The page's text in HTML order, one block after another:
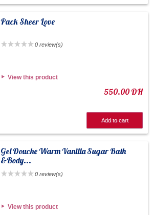
Pack Sheer Love
0 review(s)
View this product
550.00 DH
Add to cart
Gel Douche Warm Vanilla Sugar Bath
&Body...
0 review(s)
View this product